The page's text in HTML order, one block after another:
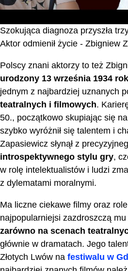
Szokująca diagnoza przyszła
Aktor odmienił życie - Zbigniew
Polscy znani aktorzy to też
urodzony 13 września 1934
jednym z najbardziej uznanych
teatralnych i filmowych.
50., początkowo skupiając się
szybko wyróżnił się talentem i
Zapasiewicz słynął z
introspektywnego stylu gry,
w rolę intelektualistów i ludzi
z dylematami moralnymi.
Ma liczne ciekawe filmy oraz
najpopularniejsi zazdroszczą
zarówno na scenach
głównie w dramatach. Jego
Złotych Lwów na festiwalu w